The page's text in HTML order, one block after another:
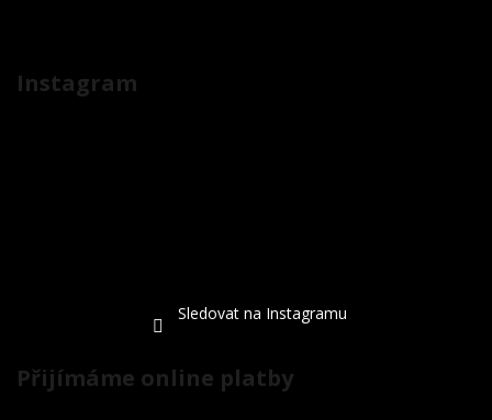
Instagram
Sledovat na Instagramu
Přijímáme online platby